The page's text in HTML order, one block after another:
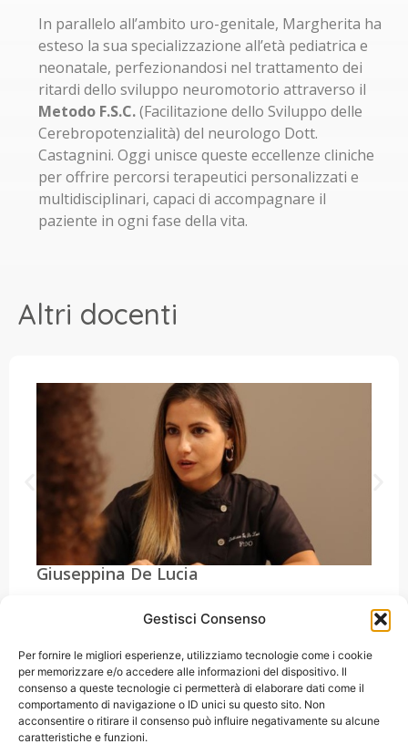
Gestisci Consenso
Per fornire le migliori esperienze, utilizziamo tecnologie come i cookie
per memorizzare e/o accedere alle informazioni del dispositivo. Il
consenso a queste tecnologie ci permetterà di elaborare dati come il
comportamento di navigazione o ID unici su questo sito. Non
acconsentire o ritirare il consenso può influire negativamente su alcune
caratteristiche e funzioni.
In parallelo all’ambito uro-genitale, Margherita ha
esteso la sua specializzazione all’età pediatrica e
neonatale, perfezionandosi nel trattamento dei
ritardi dello sviluppo neuromotorio attraverso il
Metodo F.S.C.(Facilitazione dello Sviluppo delle
Cerebropotenzialità) del neurologo Dott.
Castagnini. Oggi unisce queste eccellenze cliniche
per offrire percorsi terapeutici personalizzati e
multidisciplinari, capaci di accompagnare il
paziente in ogni fase della vita.
Altri docenti
Giuseppina De Lucia
70124 Bari, via Camillo Rosalba 47/Z 379.2543617